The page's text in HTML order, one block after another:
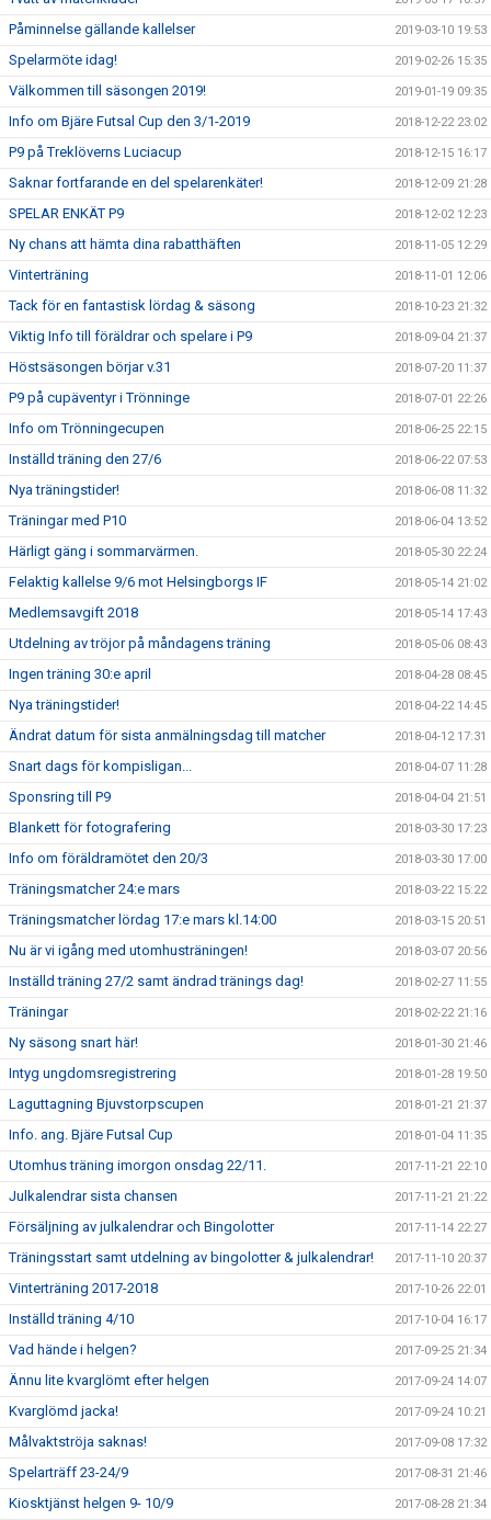
Påminnelse gällande kallelser 2019-03-10 19:53
Spelarmöte idag! 2019-02-26 15:35
Välkommen till säsongen 2019! 2019-01-19 09:35
Info om Bjäre Futsal Cup den 3/1-2019 2018-12-22 23:02
P9 på Treklöverns Luciacup 2018-12-15 16:17
Saknar fortfarande en del spelarenkäter! 2018-12-09 21:28
SPELAR ENKÄT P9 2018-12-02 12:23
Ny chans att hämta dina rabatthäften 2018-11-05 12:29
Vinterträning 2018-11-01 12:06
Tack för en fantastisk lördag & säsong 2018-10-23 21:32
Viktig Info till föräldrar och spelare i P9 2018-09-04 21:37
Höstsäsongen börjar v.31 2018-07-20 11:37
P9 på cupäventyr i Trönninge 2018-07-01 22:26
Info om Trönningecupen 2018-06-25 22:15
Inställd träning den 27/6 2018-06-22 07:53
Nya träningstider! 2018-06-08 11:32
Träningar med P10 2018-06-04 13:52
Härligt gäng i sommarvärmen. 2018-05-30 22:24
Felaktig kallelse 9/6 mot Helsingborgs IF 2018-05-14 21:02
Medlemsavgift 2018 2018-05-14 17:43
Utdelning av tröjor på måndagens träning 2018-05-06 08:43
Ingen träning 30:e april 2018-04-28 08:45
Nya träningstider! 2018-04-22 14:45
Ändrat datum för sista anmälningsdag till matcher 2018-04-12 17:31
Snart dags för kompisligan... 2018-04-07 11:28
Sponsring till P9 2018-04-04 21:51
Blankett för fotografering 2018-03-30 17:23
Info om föräldramötet den 20/3 2018-03-30 17:00
Träningsmatcher 24:e mars 2018-03-22 15:22
Träningsmatcher lördag 17:e mars kl.14:00 2018-03-15 20:51
Nu är vi igång med utomhusträningen! 2018-03-07 20:56
Inställd träning 27/2 samt ändrad tränings dag! 2018-02-27 11:55
Träningar 2018-02-22 21:16
Ny säsong snart här! 2018-01-30 21:46
Intyg ungdomsregistrering 2018-01-28 19:50
Laguttagning Bjuvstorpscupen 2018-01-21 21:37
Info. ang. Bjäre Futsal Cup 2018-01-04 11:35
Utomhus träning imorgon onsdag 22/11. 2017-11-21 22:10
Julkalendrar sista chansen 2017-11-21 21:22
Försäljning av julkalendrar och Bingolotter 2017-11-14 22:27
Träningsstart samt utdelning av bingolotter & julkalendrar! 2017-11-10 20:37
Vinterträning 2017-2018 2017-10-26 22:01
Inställd träning 4/10 2017-10-04 16:17
Vad hände i helgen? 2017-09-25 21:34
Ännu lite kvarglömt efter helgen 2017-09-24 14:07
Kvarglömd jacka! 2017-09-24 10:21
Målvaktströja saknas! 2017-09-08 17:32
Spelarträff 23-24/9 2017-08-31 21:46
Kiosktjänst helgen 9- 10/9 2017-08-28 21:34